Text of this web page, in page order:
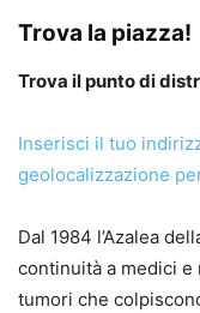
Trova la piazza!
Trova il punto di
Inserisci il tuo
geolocalizzazione
Dal 1984 l’Azalea
continuità a medici
tumori che